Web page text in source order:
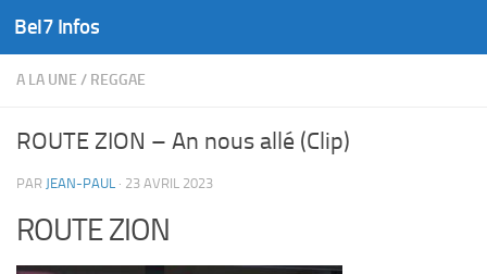
Skip to content
Bel7 Infos
A LA UNE / REGGAE
ROUTE ZION – An nous allé (Clip)
PAR JEAN-PAUL · 23 AVRIL 2023
ROUTE ZION